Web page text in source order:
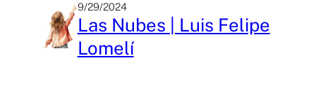
9/29/2024
Las Nubes | Luis Felipe
Lomelí